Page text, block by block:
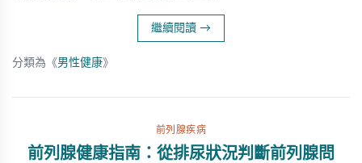
繼續閱讀 →
分類為《男性健康》
前列腺疾病
前列腺健康指南：從排尿狀況判斷前列腺問